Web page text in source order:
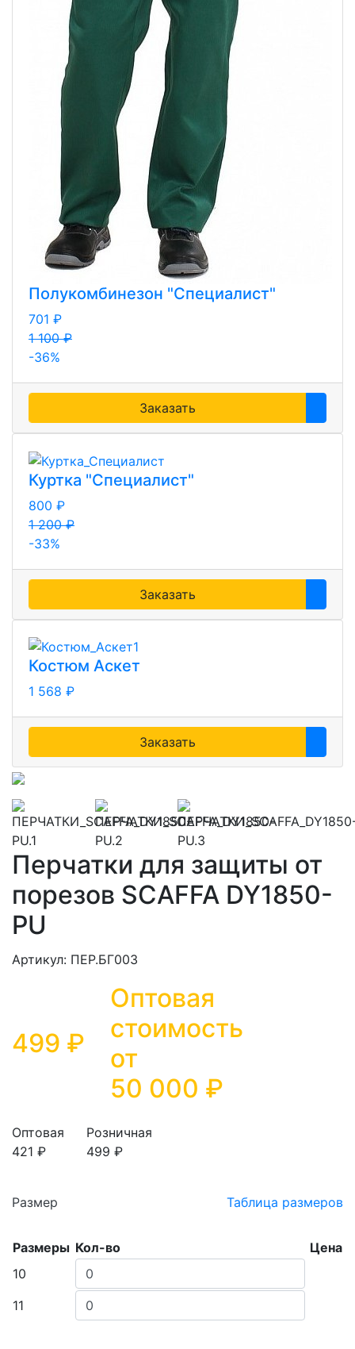
Полукомбинезон "Специалист"
701 ₽
1 100 ₽
-36%
Заказать
Куртка "Специалист"
800 ₽
1 200 ₽
-33%
Заказать
Костюм Аскет
1 568 ₽
Заказать
Перчатки для защиты от
порезов SCAFFA DY1850-
PU
Артикул: ПЕР.БГ003
499 ₽
Оптовая
стоимость
от
50 000 ₽
Оптовая
421 ₽
Розничная
499 ₽
Размер Таблица размеров
Размеры Кол-во
Цена
10
11